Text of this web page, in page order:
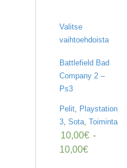
Valitse
vaihtoehdoista
Battlefield Bad
Company 2 –
Ps3
Pelit, Playstation
3, Sota, Toiminta
10,00€ -
10,00€